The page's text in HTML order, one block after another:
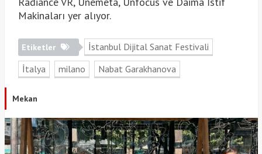
Makinaları yer alıyor.
Etiketler
İstanbul Dijital Sanat Festivali
İtalya
milano Nabat Garakhanova
Mekan